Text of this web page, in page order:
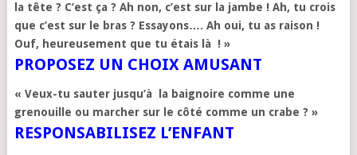
la tête ? C’est ça ? Ah non, c’est sur la jambe ! Ah, tu crois
que c’est sur le bras ? Essayons…. Ah oui, tu as raison !
Ouf, heureusement que tu étais là ! »
PROPOSEZ UN CHOIX AMUSANT
« Veux-tu sauter jusqu’à la baignoire comme une
grenouille ou marcher sur le côté comme un crabe ? »
RESPONSABILISEZ L’ENFANT